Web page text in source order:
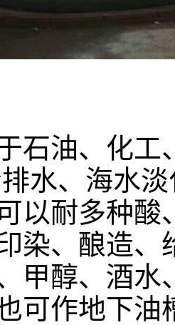
石油、化
水、海水
以耐多种
染、酿造
甲醇、酒水
可作地下油